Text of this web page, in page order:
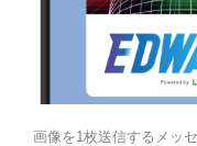
画像を1枚送信するメッセ